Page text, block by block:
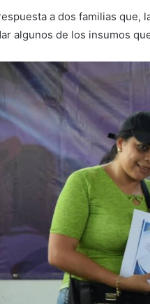
a dos familias
algunos de los insumos